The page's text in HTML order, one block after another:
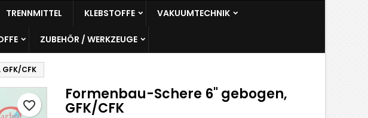
TRENNMITTEL KLEBSTOFFE VAKUUMTECHNIK
ZUBEHÖR / WERKZEUGE
CFK
Formenbau-Schere 6" gebogen,
GFK/CFK
favorite_border
Wunschliste erstellen